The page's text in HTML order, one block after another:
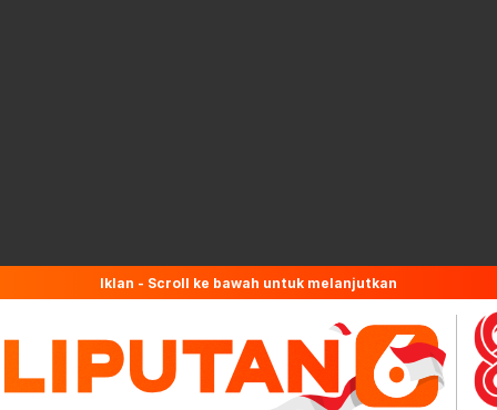
Iklan - Scroll ke bawah untuk melanjutkan